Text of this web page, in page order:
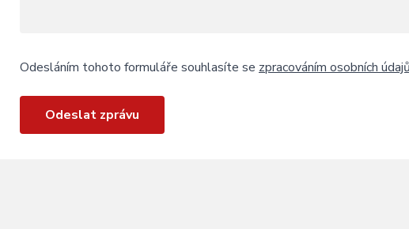
Odesláním tohoto formuláře souhlasíte se zpracováním osobních
Odeslat zprávu